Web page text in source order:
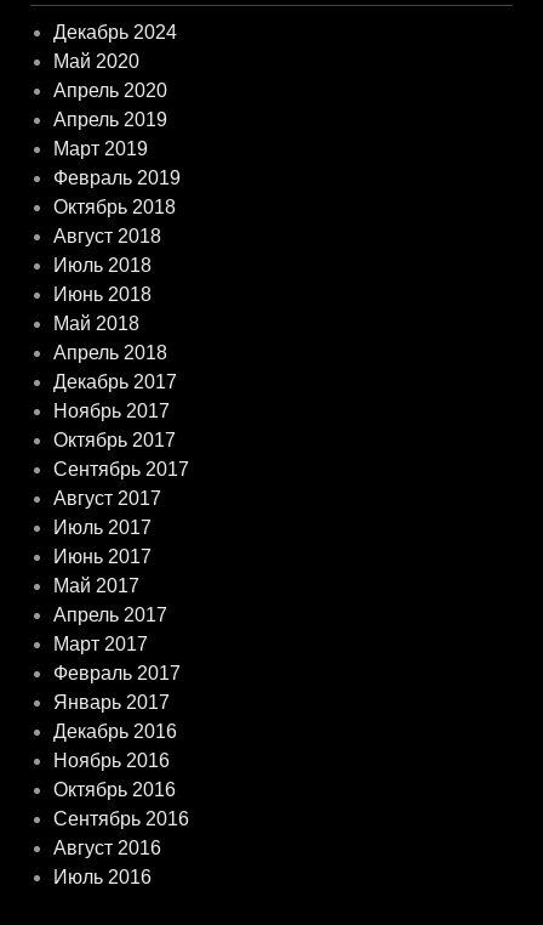
Декабрь 2024
Май 2020
Апрель 2020
Апрель 2019
Март 2019
Февраль 2019
Октябрь 2018
Август 2018
Июль 2018
Июнь 2018
Май 2018
Апрель 2018
Декабрь 2017
Ноябрь 2017
Октябрь 2017
Сентябрь 2017
Август 2017
Июль 2017
Июнь 2017
Май 2017
Апрель 2017
Март 2017
Февраль 2017
Январь 2017
Декабрь 2016
Ноябрь 2016
Октябрь 2016
Сентябрь 2016
Август 2016
Июль 2016